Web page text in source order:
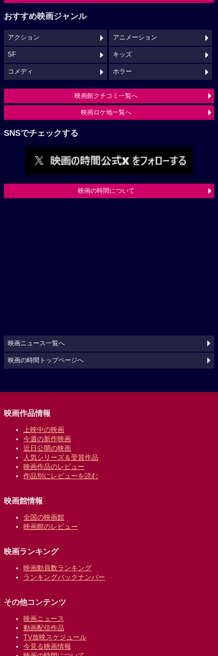
おすすめ映画ジャンル
アクション アニメーション
SF キッズ
コメディ ホラー
映画館クチコミ一覧へ
映画ロケ地一覧へ
SNSでチェックする
映画の時間について
映画ニュース一覧へ
映画の時間トップページへ
映画作品情報
上映中の映画
今週の新作映画
近日公開の映画
人気シリーズ＆受賞作品
映画作品のレビュー
作品別にレビューを読む
映画館情報
全国の映画館
映画館のレビュー
映画ランキング
映画動員数ランキング
ランキングバックナンバー
その他コンテンツ
映画ニュース
動画配信作品
TV放映スケジュール
今見る映画情報